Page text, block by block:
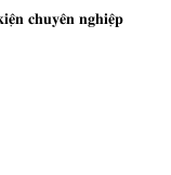
𝐜𝐡𝐮𝐲𝐞̂𝐧 𝐧𝐠𝐡𝐢𝐞̣̂𝐩